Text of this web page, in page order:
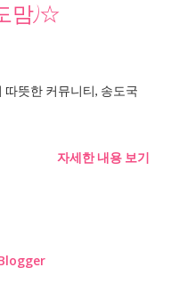
맘)☆
뜻한 커뮤니티, 송도국
자세한 내용 보기